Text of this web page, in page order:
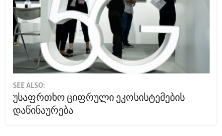
SEE ALSO:
უსაფრთხო ციფრული ეკოსისტემების
დაწინაურება